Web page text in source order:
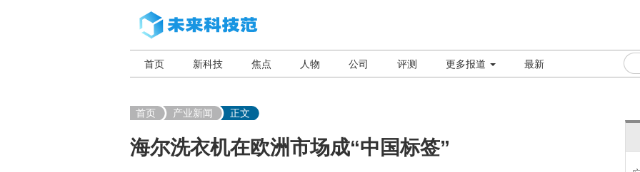
首页 新科技 焦点 人物 公司 评测 更多报道 最新
首页 产业新闻 正文
海尔洗衣机在欧洲市场成“中国标签”